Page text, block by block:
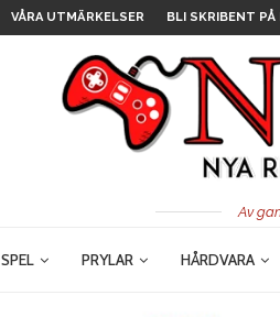
VÅRA UTMÄRKELSER BLI SKRIBENT PÅ
Av
SPEL PRYLAR HÅRDVARA